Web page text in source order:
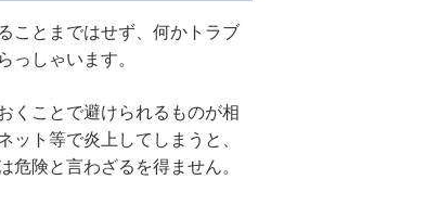
ことまではせず、何かトラブ
しゃいます。
くことで避けられるものが相
ト等で炎上してしまうと、
険と言わざるを得ません。